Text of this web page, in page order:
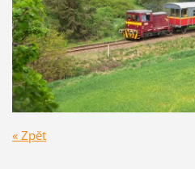
« Zpět